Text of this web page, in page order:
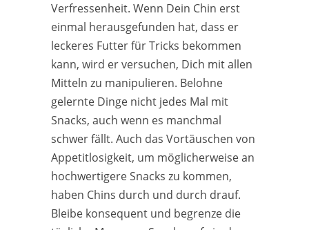
Verfressenheit. Wenn Dein Chin erst
einmal herausgefunden hat, dass er
leckeres Futter für Tricks bekommen
kann, wird er versuchen, Dich mit allen
Mitteln zu manipulieren. Belohne
gelernte Dinge nicht jedes Mal mit
Snacks, auch wenn es manchmal
schwer fällt. Auch das Vortäuschen von
Appetitlosigkeit, um möglicherweise an
hochwertigere Snacks zu kommen,
haben Chins durch und durch drauf.
Bleibe konsequent und begrenze die